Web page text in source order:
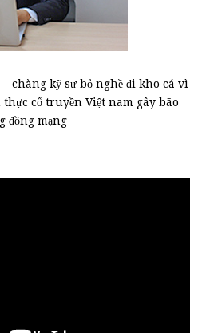
chàng kỹ sư bỏ nghề đi kho cá vì
cổ truyền Việt nam gây bão
đồng mạng